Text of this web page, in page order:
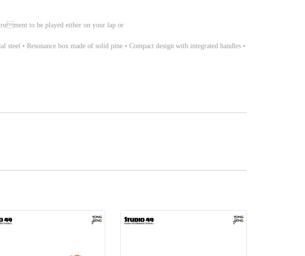
to be played either on your lap or
• Resonance box made of solid pine • Compact design with integrated handles •